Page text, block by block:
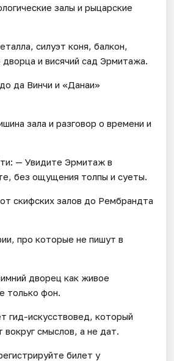
залы и рыцарские
силуэт коня, балкон,
и висячий сад Эрмитажа.
да Винчи и «Данаи»
зала и разговор о времени и
— Увидите Эрмитаж в
без ощущения толпы и суеты.
скифских залов до Рембрандта
про которые не пишут в
дворец как живое
только фон.
гид-искусствовед, который
смыслов, а не дат.
билет у